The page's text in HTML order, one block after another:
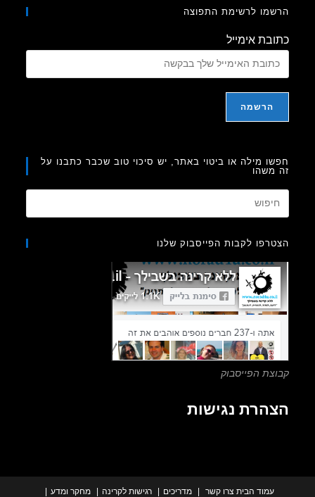
לרשימת התפוצה
אימייל
מילה או ביטוי באתר, יש סיכוי טוב שכבר כתבנו על
Escape
לקבות הפייסבוק שלנו
הפייסבוק
נגישות
עמוד הבית צרו קשר מדריכים רגישות לקרינה
מחקר ומדע